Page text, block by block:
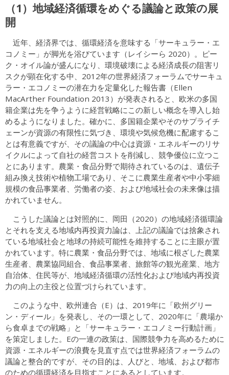
（1）地域経済循環をめぐる議論と政策の展
開
近年、経済界では、循環経済を意味する「サーキュラー・エ
コノミー」が脚光を浴びています（レイシーら 2020）。ピー
ク・オイル論が盛んになり、環境破壊による経済成長の阻害リ
スクが顕在化する中、2012年の世界経済フォーラムでサーキュ
ラー・エコノミーの潜在力を定量化した報告書（Ellen
MacArther Foundation 2013）が発表されると、欧米の多国
籍企業は先を争うように経営戦略にこの新しい概念を導入し始
めるようになりました。確かに、多国籍企業やそのサプライチ
ェーンが資源の有限性に気づき、環境や気候危機に配慮するこ
とは有意義ですが、その議論の中心は資源・エネルギーのリサ
イクルによって自社の経営コストを削減し、競争優位に立つこ
とにあります。農業・食品分野で期待されているのは、遺伝子
組み換え技術や植物工場であり、そこに農業生産者や中小零細
規模の食品事業者、労働者の姿、および地域社会の未来像は描
かれていません。
こうした議論とは対照的に、岡田（2020）の地域経済循環論
とそれを支える地域内再投資力論は、上記の議論では捨象され
ている地域社会と地球の持続可能性を維持することに主眼が置
かれています。特に農業・食品分野では、地域に根ざした農業
生産者、農業協同組合、食品事業者、旅館等の観光産業、地方
自治体、住民等が、地域経済循環の活性化および地域内再投資
力の向上の主役と位置づけられています。
このような中、欧州連合（E）は、2019年に「欧州グリー
ン・ディール」を発表し、その一環として、2020年に「農場か
ら食卓までの戦略」と「サーキュラー・エコノミー行動計画」
を策定しました。Eの一連の政策は、国際競争力を高めるために
資源・エネルギーの浪費を見直す点では世界経済フォーラムの
議論と整合的ですが、その目的は、人びと、地域、および都市
のための循環経済を目指すことにあるとしています。